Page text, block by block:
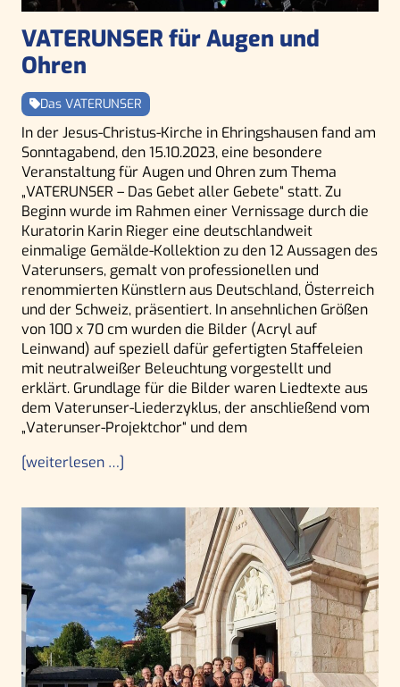
VATERUNSER für Augen und
Ohren
Das VATERUNSER
In der Jesus-Christus-Kirche in Ehringshausen fand am
Sonntagabend, den 15.10.2023, eine besondere
Veranstaltung für Augen und Ohren zum Thema
„VATERUNSER – Das Gebet aller Gebete“ statt. Zu
Beginn wurde im Rahmen einer Vernissage durch die
Kuratorin Karin Rieger eine deutschlandweit
einmalige Gemälde-Kollektion zu den 12 Aussagen des
Vaterunsers, gemalt von professionellen und
renommierten Künstlern aus Deutschland, Österreich
und der Schweiz, präsentiert. In ansehnlichen Größen
von 100 x 70 cm wurden die Bilder (Acryl auf
Leinwand) auf speziell dafür gefertigten Staffeleien
mit neutralweißer Beleuchtung vorgestellt und
erklärt. Grundlage für die Bilder waren Liedtexte aus
dem Vaterunser-Liederzyklus, der anschließend vom
„Vaterunser-Projektchor“ und dem
[weiterlesen …]